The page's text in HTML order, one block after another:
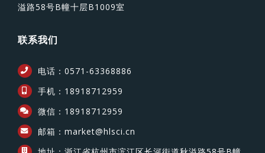
溢路58号B幢十层B1009室
联系我们
电话：0571-63368886
手机：18918712959
微信：18918712959
邮箱：market@hlsci.cn